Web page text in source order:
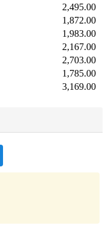
2,495.00
1,872.00
1,983.00
2,167.00
2,703.00
1,785.00
3,169.00